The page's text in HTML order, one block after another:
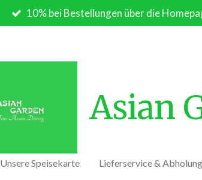
10% bei Bestellungen über die
Asian
Unsere Speisekarte Lieferservice & Abholung